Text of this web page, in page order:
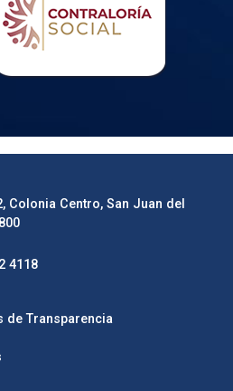
Colonia Centro, San Juan del
4118
de Transparencia